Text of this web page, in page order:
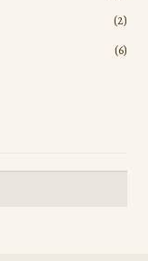
(2)
(6)